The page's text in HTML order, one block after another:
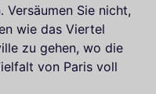
Versäumen Sie nicht,
wie das Viertel
zu gehen, wo die
von Paris voll